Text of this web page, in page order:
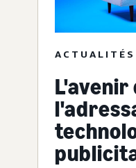
ACTUALITÉS
L'avenir